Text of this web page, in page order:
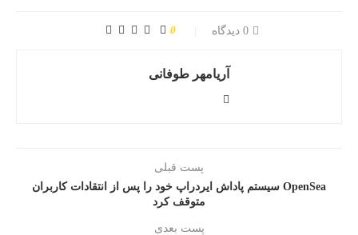
0 دیدگاه 0
آریامهر طوفانی
پست قبلی
OpenSea سیستم پاداش ایردراپ خود را پس از انتقادات کاربران
متوقف کرد
پست بعدی